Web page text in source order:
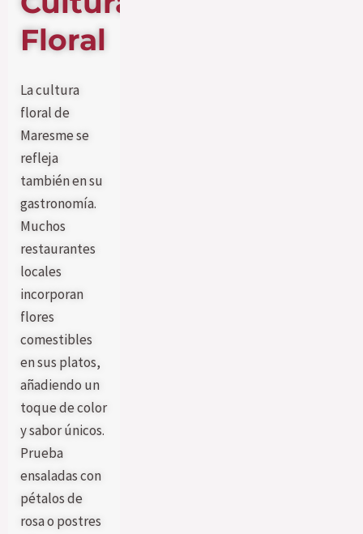
Floral
La cultura
floral de
Maresme se
refleja
también en su
gastronomía.
Muchos
restaurantes
locales
incorporan
flores
comestibles
en sus platos,
añadiendo un
toque de color
y sabor únicos.
Prueba
ensaladas con
pétalos de
rosa o postres